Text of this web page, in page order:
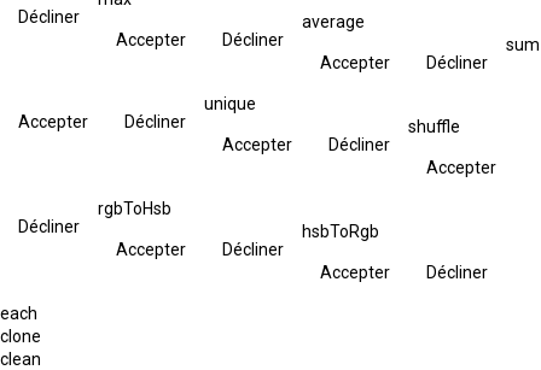
Décliner
Accepter Décliner
average
Accepter Décliner
sum
Accepter Décliner
unique
Accepter Décliner
shuffle
Accepter
Décliner
rgbToHsb
Accepter Décliner
hsbToRgb
Accepter Décliner
each
clone
clean